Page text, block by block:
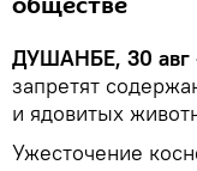
ДУШАНБЕ, 30 авг
запретят
и ядовитых
Ужесточение